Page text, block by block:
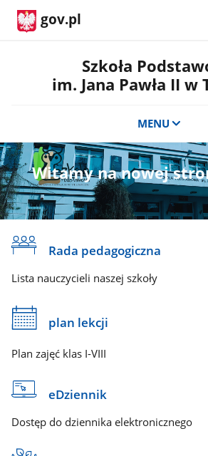
gov.pl
Szkoła
im. Jana Pawła II w
MENU
Witamy na nowej
Rada pedagogiczna
Lista nauczycieli naszej szkoły
plan lekcji
Plan zajęć klas I-VIII
eDziennik
Dostęp do dziennika elektronicznego